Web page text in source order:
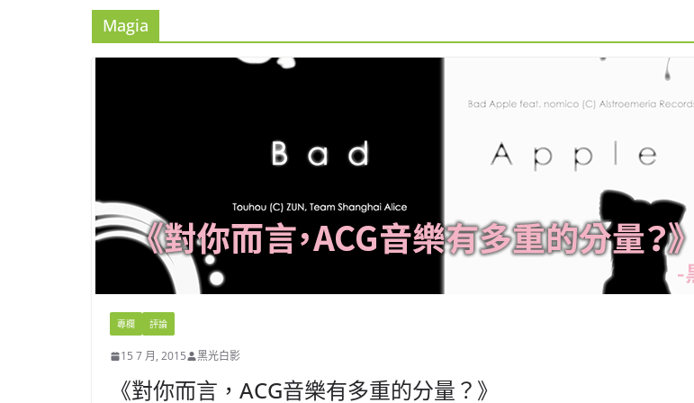
Magia
專欄 評論
15 7 月, 2015 黑光白影
《對你而言，ACG音樂有多重的分量？》